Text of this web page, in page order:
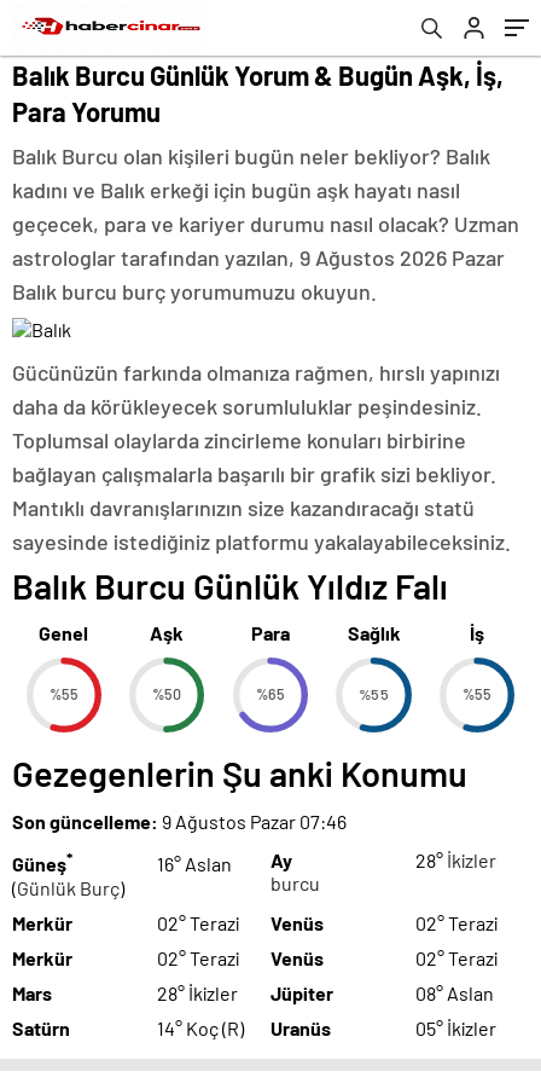
Balık Burcu Günlük Yorum & Bugün Aşk, İş,
Para Yorumu
Balık Burcu olan kişileri bugün neler bekliyor? Balık
kadını ve Balık erkeği için bugün aşk hayatı nasıl
geçecek, para ve kariyer durumu nasıl olacak? Uzman
astrologlar tarafından yazılan, 9 Ağustos 2026 Pazar
Balık burcu burç yorumumuzu okuyun.
Gücünüzün farkında olmanıza rağmen, hırslı yapınızı
daha da körükleyecek sorumluluklar peşindesiniz.
Toplumsal olaylarda zincirleme konuları birbirine
bağlayan çalışmalarla başarılı bir grafik sizi bekliyor.
Mantıklı davranışlarınızın size kazandıracağı statü
sayesinde istediğiniz platformu yakalayabileceksiniz.
Balık Burcu Günlük Yıldız Falı
Genel
%55
Aşk
%50
Para
%65
Sağlık
%55
İş
%55
Gezegenlerin Şu anki Konumu
Son güncelleme: 9 Ağustos Pazar 07:46
Güneş*
16° Aslan
(Günlük Burç)
Ay 28° İkizler
burcu
Merkür
02° Terazi Venüs
02° Terazi
Merkür
02° Terazi Venüs
02° Terazi
Mars
28° İkizler Jüpiter
08° Aslan
Satürn
14° Koç (R) Uranüs 05° İkizler